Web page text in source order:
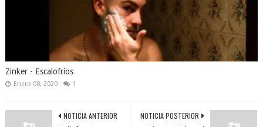
Zinker - Escalofríos
Enero 08, 2020 1
NOTICIA POSTERIOR
NOTICIA ANTERIOR